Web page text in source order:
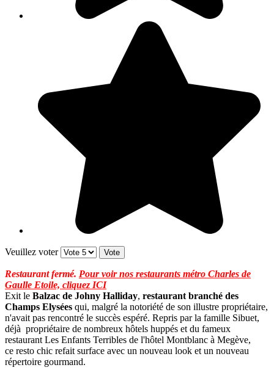
Veuillez voter
Restaurant fermé. Pour voir nos restaurants métro Charles de
Gaulle Etoile, cliquez ICI
Exit le Balzac de Johny Halliday, restaurant branché des
Champs Elysées qui, malgré la notoriété de son illustre propriétaire,
n'avait pas rencontré le succès espéré. Repris par la famille Sibuet,
déjà propriétaire de nombreux hôtels huppés et du fameux
restaurant Les Enfants Terribles de l'hôtel Montblanc à Megève,
ce resto chic refait surface avec un nouveau look et un nouveau
répertoire gourmand.